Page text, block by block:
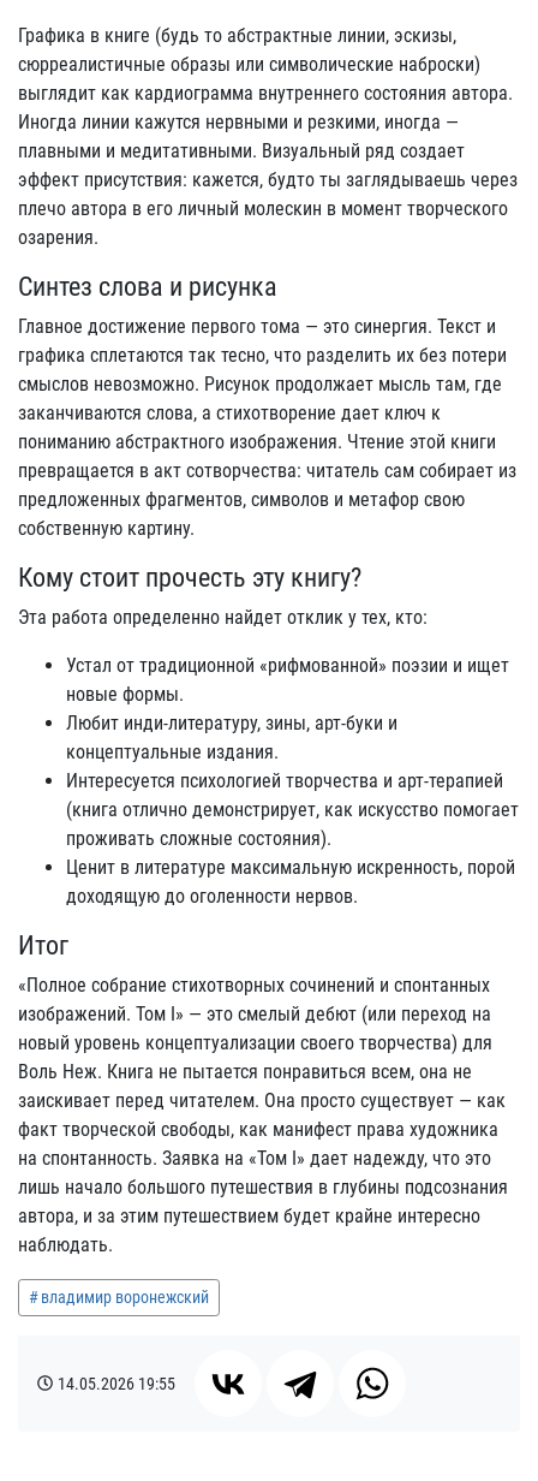
Графика в книге (будь то абстрактные линии, эскизы,
сюрреалистичные образы или символические наброски)
выглядит как кардиограмма внутреннего состояния автора.
Иногда линии кажутся нервными и резкими, иногда —
плавными и медитативными. Визуальный ряд создает
эффект присутствия: кажется, будто ты заглядываешь через
плечо автора в его личный молескин в момент творческого
озарения.
Синтез слова и рисунка
Главное достижение первого тома — это синергия. Текст и
графика сплетаются так тесно, что разделить их без потери
смыслов невозможно. Рисунок продолжает мысль там, где
заканчиваются слова, а стихотворение дает ключ к
пониманию абстрактного изображения. Чтение этой книги
превращается в акт сотворчества: читатель сам собирает из
предложенных фрагментов, символов и метафор свою
собственную картину.
Кому стоит прочесть эту книгу?
Эта работа определенно найдет отклик у тех, кто:
Устал от традиционной «рифмованной» поэзии и ищет
новые формы.
Любит инди-литературу, зины, арт-буки и
концептуальные издания.
Интересуется психологией творчества и арт-терапией
(книга отлично демонстрирует, как искусство помогает
проживать сложные состояния).
Ценит в литературе максимальную искренность, порой
доходящую до оголенности нервов.
Итог
«Полное собрание стихотворных сочинений и спонтанных
изображений. Том I» — это смелый дебют (или переход на
новый уровень концептуализации своего творчества) для
Воль Неж. Книга не пытается понравиться всем, она не
заискивает перед читателем. Она просто существует — как
факт творческой свободы, как манифест права художника
на спонтанность. Заявка на «Том I» дает надежду, что это
лишь начало большого путешествия в глубины подсознания
автора, и за этим путешествием будет крайне интересно
наблюдать.
владимир воронежский
14.05.2026 19:55